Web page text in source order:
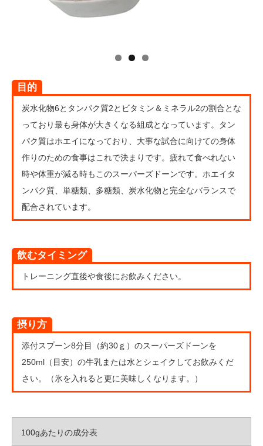
目的
炭水化物6とタンパク質2とビタミン＆ミネラル2の割合とな
っており最も身体が大きくなる組成となっています。タン
パク質はホエイになっており、大事な試合に向けての身体
作りのための食事はこれで決まりです。疲れて食べれない
時や体重が減る時もこのスーパーズドーンです。ホエイタ
ンパク質、単糖類、多糖類、炭水化物と完全なバランスで
配合されています。
飲むタイミング
トレーニング直後や食後にお飲みください。
摂り方
添付スプーン8分目（約30ｇ）のスーパーズドーンを
250ml（目安）の牛乳または水とシェイクしてお飲みくだ
さい。（氷を入れると更に美味しくなります。）
100gあたりの成分表